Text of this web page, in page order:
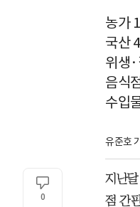
농가
국산
위생
음식
수입
유준호
0
지난
점 간